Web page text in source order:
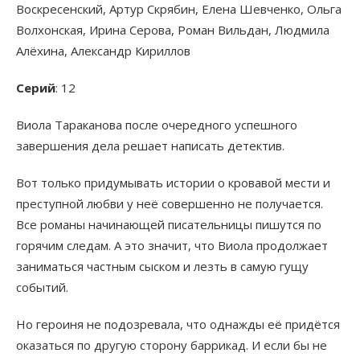
Воскресенский, Артур Скрябин, Елена Шевченко, Ольга
Волхонская, Ирина Серова, Роман Вильдан, Людмила
Алёхина, Александр Кириллов
Серий: 12
Виола Тараканова после очередного успешного
завершения дела решает написать детектив.
Вот только придумывать истории о кровавой мести и
преступной любви у неё совершенно не получается.
Все романы начинающей писательницы пишутся по
горячим следам. А это значит, что Виола продолжает
заниматься частным сыском и лезть в самую гущу
событий.
Но героиня не подозревала, что однажды её придётся
оказаться по другую сторону баррикад. И если бы не